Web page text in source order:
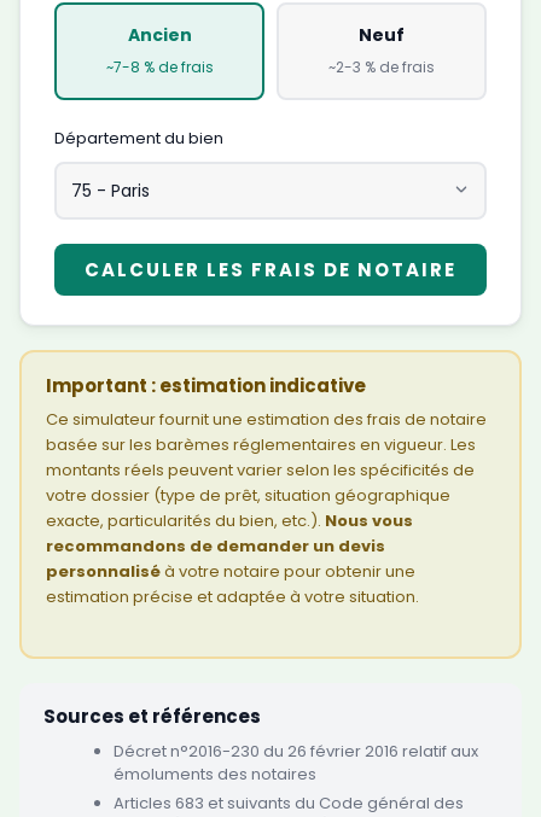
Ancien
~7-8 % de frais
Neuf
~2-3 % de frais
Département du bien
CALCULER LES FRAIS DE NOTAIRE
Important : estimation indicative
Ce simulateur fournit une estimation des frais de notaire
basée sur les barèmes réglementaires en vigueur. Les
montants réels peuvent varier selon les spécificités de
votre dossier (type de prêt, situation géographique
exacte, particularités du bien, etc.). Nous vous
recommandons de demander un devis
personnaliséà votre notaire pour obtenir une
estimation précise et adaptée à votre situation.
Sources et références
Décret n°2016-230 du 26 février 2016 relatif aux
émoluments des notaires
Articles 683 et suivants du Code général des